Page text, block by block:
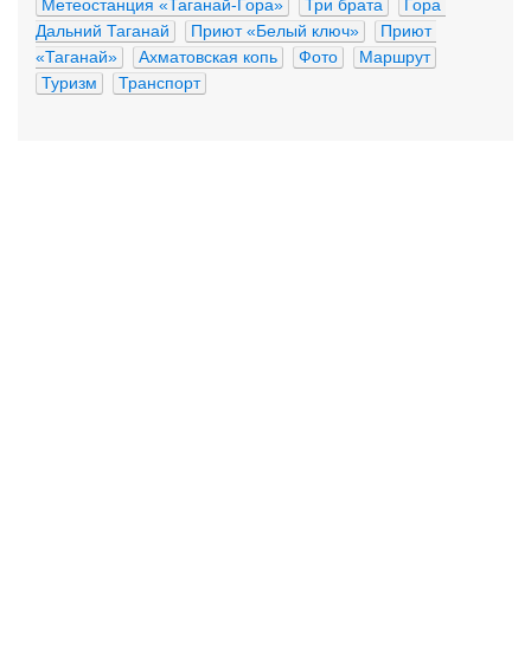
Метеостанция «Таганай-Гора»
Три брата
Гора
Дальний Таганай
Приют «Белый ключ»
Приют
«Таганай»
Ахматовская копь Фото
Маршрут
Туризм
Транспорт